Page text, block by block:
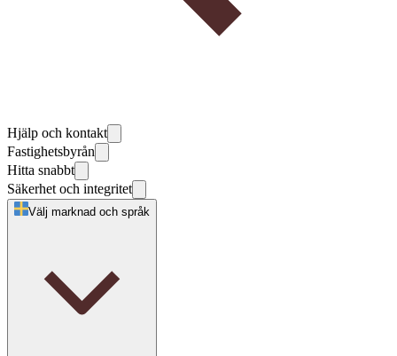
Hjälp och kontakt
Fastighetsbyrån
Hitta snabbt
Säkerhet och integritet
Välj marknad och språk